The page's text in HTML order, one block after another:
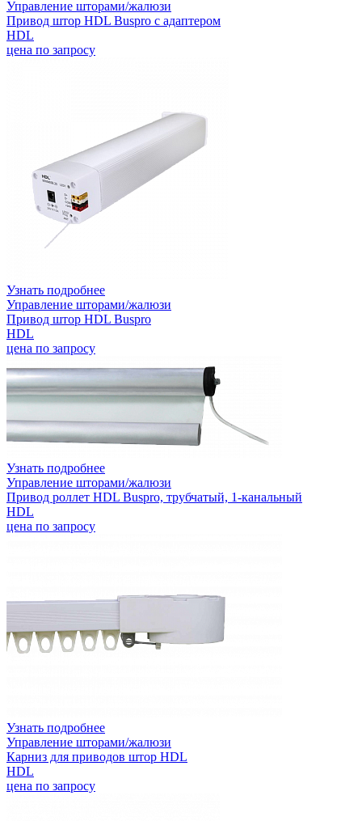
Управление шторами/жалюзи
Привод штор HDL Buspro с адаптером
HDL
цена по запросу
Узнать подробнее
Управление шторами/жалюзи
Привод штор HDL Buspro
HDL
цена по запросу
Узнать подробнее
Управление шторами/жалюзи
Привод роллет HDL Buspro, трубчатый, 1-канальный
HDL
цена по запросу
Узнать подробнее
Управление шторами/жалюзи
Карниз для приводов штор HDL
HDL
цена по запросу